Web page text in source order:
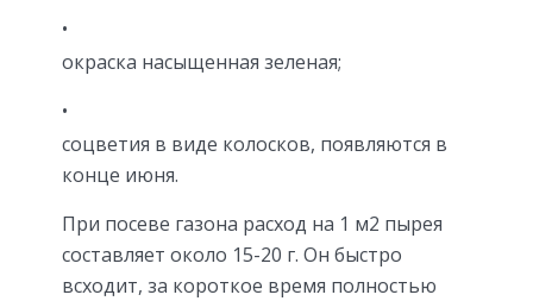
окраска насыщенная зеленая;
соцветия в виде колосков, появляются в
конце июня.
При посеве газона расход на 1 м2 пырея
составляет около 15-20 г. Он быстро
всходит, за короткое время полностью